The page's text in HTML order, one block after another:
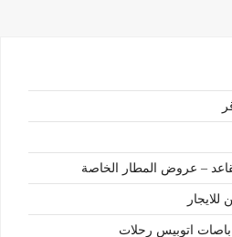
اتوبيس رحلات